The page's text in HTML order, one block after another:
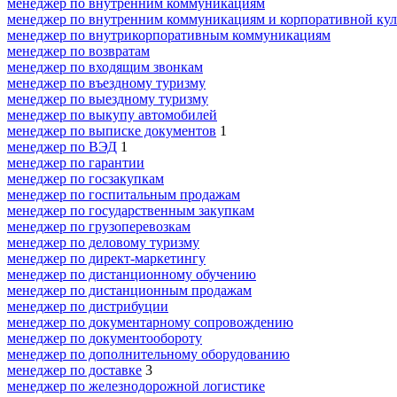
менеджер по внутренним коммуникациям и корпоративной
менеджер по внутрикорпоративным коммуникациям
менеджер по возвратам
менеджер по входящим звонкам
менеджер по въездному туризму
менеджер по выездному туризму
менеджер по выкупу автомобилей
менеджер по выписке документов 1
менеджер по ВЭД 1
менеджер по гарантии
менеджер по госзакупкам
менеджер по госпитальным продажам
менеджер по государственным закупкам
менеджер по грузоперевозкам
менеджер по деловому туризму
менеджер по директ-маркетингу
менеджер по дистанционному обучению
менеджер по дистанционным продажам
менеджер по дистрибуции
менеджер по документарному сопровождению
менеджер по документообороту
менеджер по дополнительному оборудованию
менеджер по доставке 3
менеджер по железнодорожной логистике